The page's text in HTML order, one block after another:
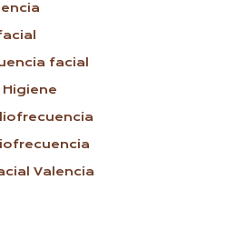
facial
Higiene
Valencia